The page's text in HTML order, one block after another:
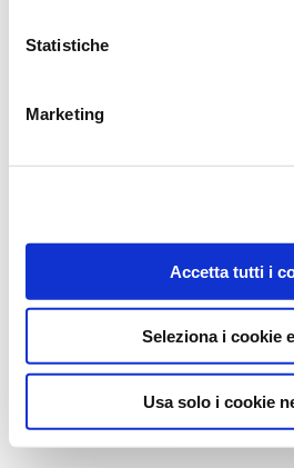
Statistiche
Marketing
Accetta tutti i
Seleziona i cookie
Usa solo i cookie